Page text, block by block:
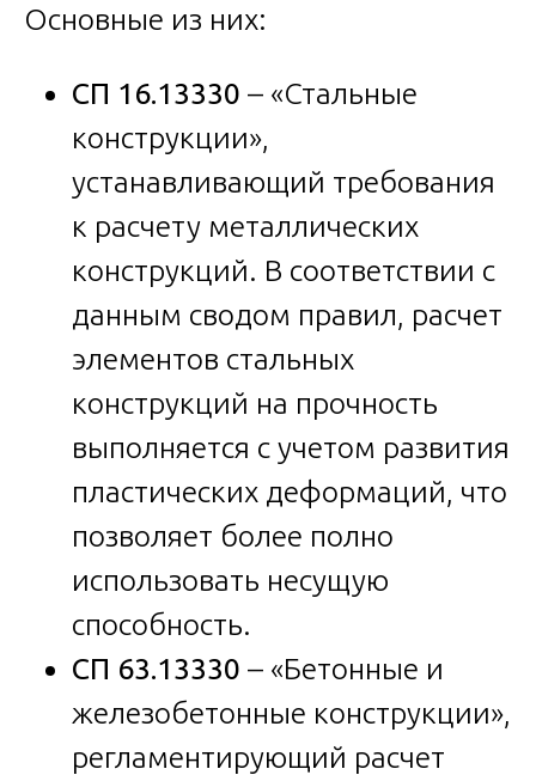
Основные из них:
СП 16.13330 – «Стальные
конструкции»,
устанавливающий требования
к расчету металлических
конструкций. В соответствии с
данным сводом правил, расчет
элементов стальных
конструкций на прочность
выполняется с учетом развития
пластических деформаций, что
позволяет более полно
использовать несущую
способность.
СП 63.13330 – «Бетонные и
железобетонные конструкции»,
регламентирующий расчет